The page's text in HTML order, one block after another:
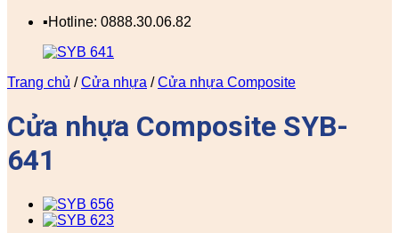
▪️Hotline: 0888.30.06.82
Trang chủ / Cửa nhựa / Cửa nhựa Composite
Cửa nhựa Composite SYB-
641